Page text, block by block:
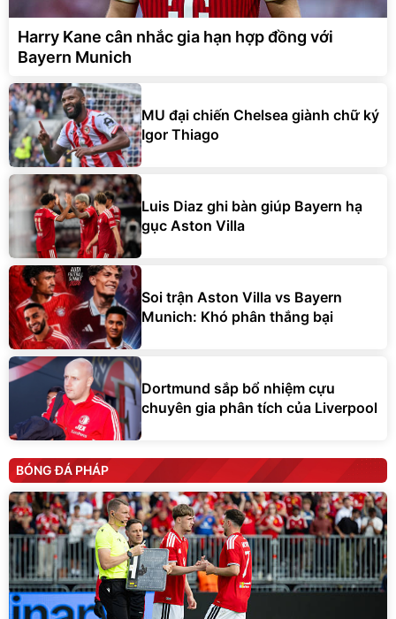
Harry Kane cân nhắc gia hạn hợp đồng với
Bayern Munich
MU đại chiến Chelsea giành chữ ký
Igor Thiago
Luis Diaz ghi bàn giúp Bayern hạ
gục Aston Villa
Soi trận Aston Villa vs Bayern
Munich: Khó phân thắng bại
Dortmund sắp bổ nhiệm cựu
chuyên gia phân tích của Liverpool
BÓNG ĐÁ PHÁP